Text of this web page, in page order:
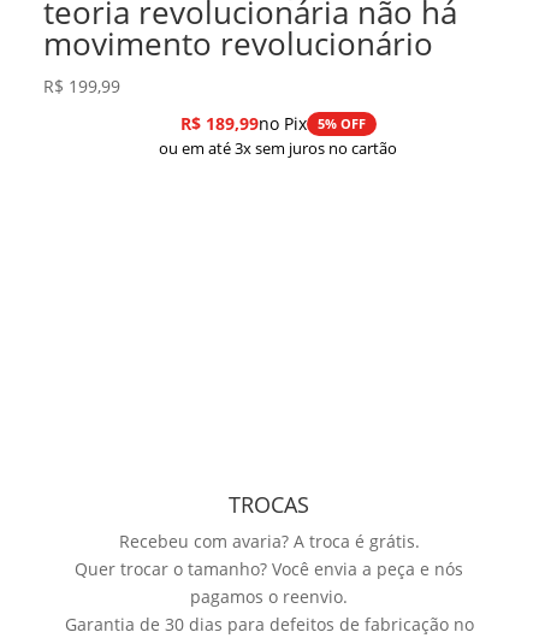
teoria revolucionária não há
movimento revolucionário
R$ 199,99
R$189,99no Pix 5% OFF
ou em até 3x sem juros no cartão
TROCAS
Recebeu com avaria? A troca é grátis.
Quer trocar o tamanho? Você envia a peça e nós
pagamos o reenvio.
Garantia de 30 dias para defeitos de fabricação no